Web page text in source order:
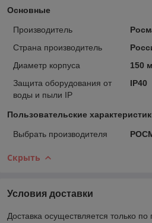
Основные
Производитель
Страна производитель
Диаметр корпуса
150
Защита оборудования от
воды и пыли IP
IP40
Пользовательские
Выбрать производителя
Скрыть
Условия доставки
Доставка осуществляется только по